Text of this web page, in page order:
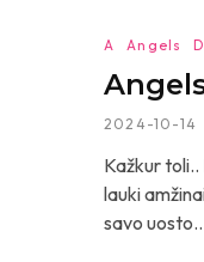
A Angels
2024-10-14
Kažkur
lauki
savo